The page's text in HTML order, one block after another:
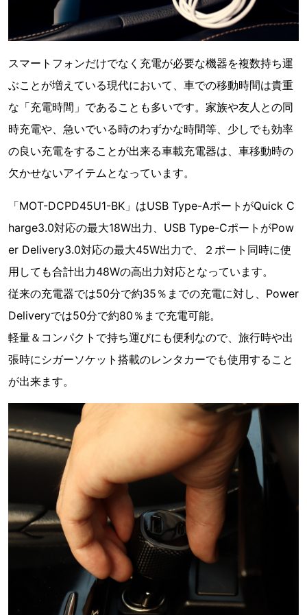
スマートフォンだけでなく充電が必要な機器を複数持ち運
ぶことが増えている現代において、車での移動時間は貴重
な「充電時間」であることも多いです。家族や友人との同
時充電や、急いでいる時のわずかな時間等、少しでも効率
の良い充電をすることが出来る車載充電器は、車移動時の
欠かせないアイテムとなっています。
「MOT-DCPD45U1-BK」はUSB Type-AポートがQuick C
harge3.0対応の最大18W出力、USB Type-CポートがPow
er Delivery3.0対応の最大45W出力で、２ポート同時に使
用しても合計出力48Wの高出力対応となっています。
従来の充電器では50分で約35％までの充電に対し、Power
Deliveryでは50分で約80％まで充電可能。
軽量＆コンパクトで持ち運びにも便利なので、旅行時や出
張時にシガーソケット搭載のレンタカーでも使用すること
が出来ます。